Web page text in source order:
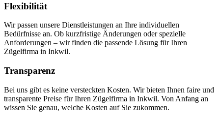
Flexibilität
Wir passen unsere Dienstleistungen an Ihre individuellen
Bedürfnisse an. Ob kurzfristige Änderungen oder spezielle
Anforderungen – wir finden die passende Lösung für Ihren
Zügelfirma in Inkwil.
Transparenz
Bei uns gibt es keine versteckten Kosten. Wir bieten Ihnen faire und
transparente Preise für Ihren Zügelfirma in Inkwil. Von Anfang an
wissen Sie genau, welche Kosten auf Sie zukommen.